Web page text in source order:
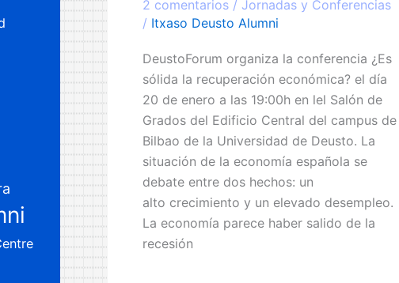
vasca
2 comentarios / Jornadas y Conferencias
/ Itxaso Deusto Alumni
DeustoForum organiza la conferencia ¿Es
sólida la recuperación económica? el día
20 de enero a las 19:00h en lel Salón de
Grados del Edificio Central del campus de
Bilbao de la Universidad de Deusto. La
situación de la economía española se
debate entre dos hechos: un
alto crecimiento y un elevado desempleo.
La economía parece haber salido de la
recesión